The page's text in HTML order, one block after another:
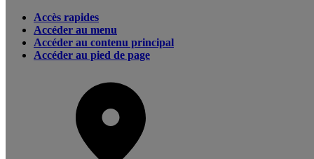
Accès rapides
Accéder au menu
Accéder au contenu principal
Accéder au pied de page